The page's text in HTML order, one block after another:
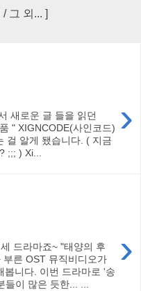
그 외... ]
›
새로운 글 들을 읽던
" XIGNCODE(사인코드)
걸 알게 됐습니다. ( 지금
;;; ) Xi...
›
드라마죠~ "태양의 후
른 OST 뮤직비디오가
봅니다. 이번 드라마로 '송
들이 많은 듯한... ...